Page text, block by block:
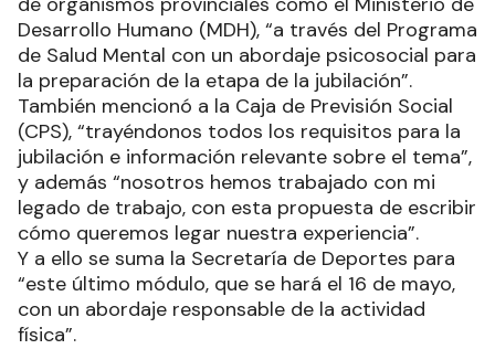
Desarrollo Humano (MDH), “a través del Programa
de Salud Mental con un abordaje psicosocial para
la preparación de la etapa de la jubilación”.
También mencionó a la Caja de Previsión Social
(CPS), “trayéndonos todos los requisitos para la
jubilación e información relevante sobre el tema”,
y además “nosotros hemos trabajado con mi
legado de trabajo, con esta propuesta de escribir
cómo queremos legar nuestra experiencia”.
Y a ello se suma la Secretaría de Deportes para
“este último módulo, que se hará el 16 de mayo,
con un abordaje responsable de la actividad
física”.